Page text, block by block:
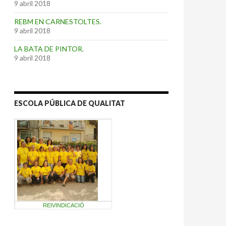
9 abril 2018
REBM EN CARNESTOLTES.
9 abril 2018
LA BATA DE PINTOR.
9 abril 2018
ESCOLA PÚBLICA DE QUALITAT
REIVINDICACIÓ